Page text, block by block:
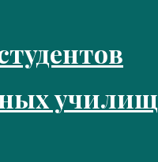
училищ